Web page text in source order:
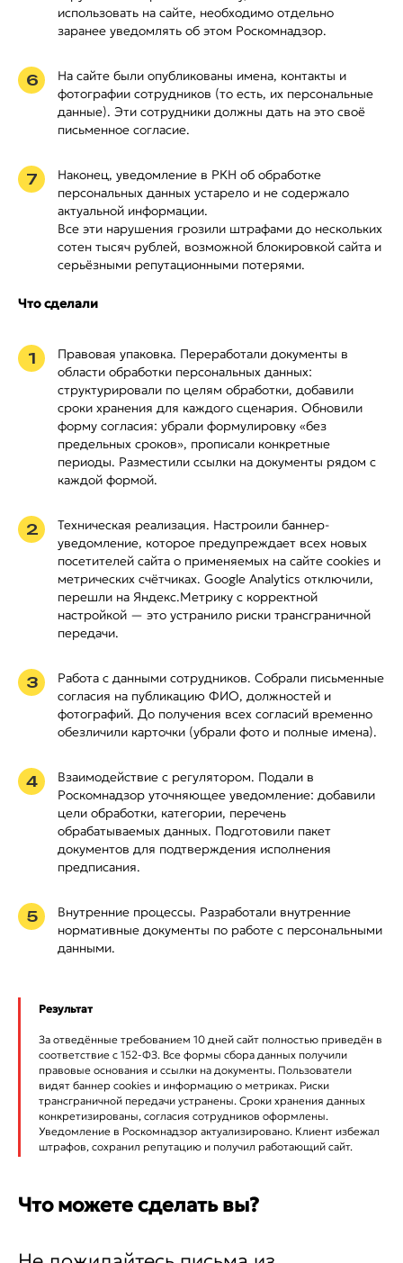
использовать на сайте, необходимо отдельно
заранее уведомлять об этом Роскомнадзор.
6
На сайте были опубликованы имена, контакты и
фотографии сотрудников (то есть, их персональные
данные). Эти сотрудники должны дать на это своё
письменное согласие.
7
Наконец, уведомление в РКН об обработке
персональных данных устарело и не содержало
актуальной информации.
Все эти нарушения грозили штрафами до нескольких
сотен тысяч рублей, возможной блокировкой сайта и
серьёзными репутационными потерями.
Что сделали
1
Правовая упаковка. Переработали документы в
области обработки персональных данных:
структурировали по целям обработки, добавили
сроки хранения для каждого сценария. Обновили
форму согласия: убрали формулировку «без
предельных сроков», прописали конкретные
периоды. Разместили ссылки на документы рядом с
каждой формой.
2
Техническая реализация. Настроили баннер-
уведомление, которое предупреждает всех новых
посетителей сайта о применяемых на сайте cookies и
метрических счётчиках. Google Analytics отключили,
перешли на Яндекс.Метрику с корректной
настройкой — это устранило риски трансграничной
передачи.
3
Работа с данными сотрудников. Собрали письменные
согласия на публикацию ФИО, должностей и
фотографий. До получения всех согласий временно
обезличили карточки (убрали фото и полные имена).
4
Взаимодействие с регулятором. Подали в
Роскомнадзор уточняющее уведомление: добавили
цели обработки, категории, перечень
обрабатываемых данных. Подготовили пакет
документов для подтверждения исполнения
предписания.
5
Внутренние процессы. Разработали внутренние
нормативные документы по работе с персональными
данными.
Результат
За отведённые требованием 10 дней сайт полностью приведён в
соответствие с 152-ФЗ. Все формы сбора данных получили
правовые основания и ссылки на документы. Пользователи
видят баннер cookies и информацию о метриках. Риски
трансграничной передачи устранены. Сроки хранения данных
конкретизированы, согласия сотрудников оформлены.
Уведомление в Роскомнадзор актуализировано. Клиент избежал
штрафов, сохранил репутацию и получил работающий сайт.
Что можете сделать вы?